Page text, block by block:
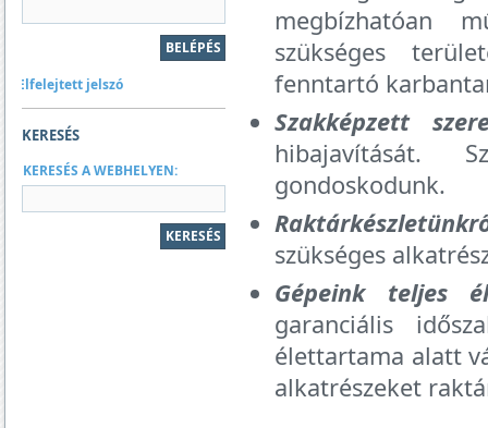
Elfelejtett jelszó
KERESÉS
KERESÉS A WEBHELYEN:
megbízhatóan
szükséges
fenntartó
Szakképzett
hibajavítását.
gondoskodunk.
szükséges
Gépeink teljes
garanciális
élettartama alatt
alkatrészeket